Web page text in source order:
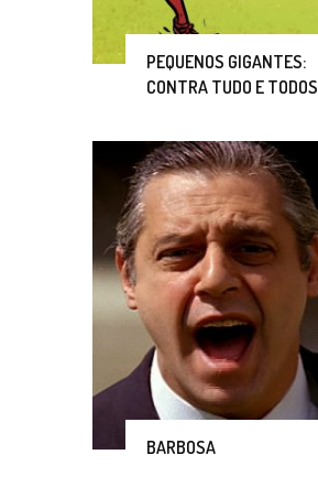
PEQUENOS GIGANTES:
CONTRA TUDO E TODOS
BARBOSA